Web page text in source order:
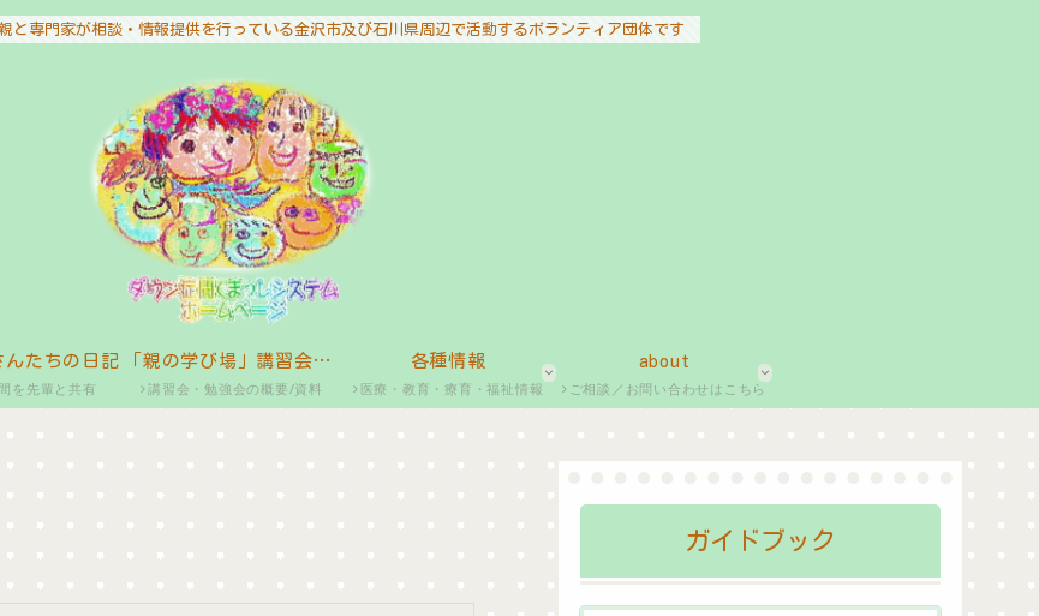
と専門家が相談・情報提供を行っている金沢市及び石川県周辺で活動するボランティア団体です
んたちの日記
を先輩と共有
「親の学び場」講習会・勉強会
講習会・勉強会の概要/資料
各種情報
医療・教育・療育・福祉情報
about
ご相談／お問い合わせはこちら
ガイドブック